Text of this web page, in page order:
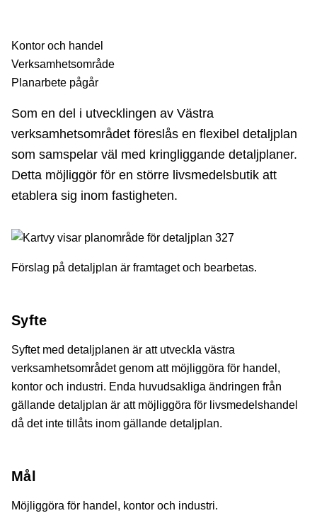
Kontor och handel
Verksamhetsområde
Planarbete pågår
Som en del i utvecklingen av Västra
verksamhetsområdet föreslås en flexibel detaljplan
som samspelar väl med kringliggande detaljplaner.
Detta möjliggör för en större livsmedelsbutik att
etablera sig inom fastigheten.
Förslag på detaljplan är framtaget och bearbetas.
Syfte
Syftet med detaljplanen är att utveckla västra
verksamhetsområdet genom att möjliggöra för handel,
kontor och industri. Enda huvudsakliga ändringen från
gällande detaljplan är att möjliggöra för livsmedelshandel
då det inte tillåts inom gällande detaljplan.
Mål
Möjliggöra för handel, kontor och industri.